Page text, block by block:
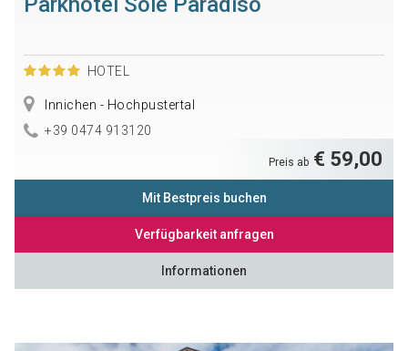
HOTEL
Innichen - Hochpustertal
+39 0474 913120
Preis ab € 59,00
Mit Bestpreis buchen
Verfügbarkeit anfragen
Informationen